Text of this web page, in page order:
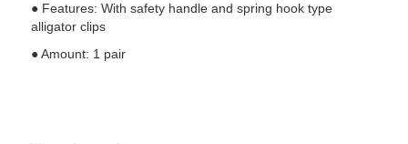
● Features: With safety handle and spring hook type
alligator clips
● Amount: 1 pair